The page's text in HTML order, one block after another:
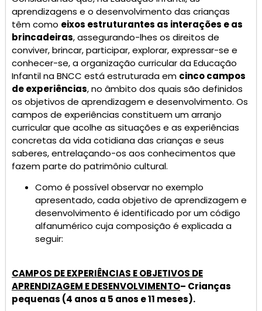
aprendizagens e o desenvolvimento das crianças
têm como eixos estruturantes as interações e as
brincadeiras, assegurando-lhes os direitos de
conviver, brincar, participar, explorar, expressar-se e
conhecer-se, a organização curricular da Educação
Infantil na BNCC está estruturada em cinco campos
de experiências, no âmbito dos quais são definidos
os objetivos de aprendizagem e desenvolvimento. Os
campos de experiências constituem um arranjo
curricular que acolhe as situações e as experiências
concretas da vida cotidiana das crianças e seus
saberes, entrelaçando-os aos conhecimentos que
fazem parte do patrimônio cultural.
Como é possível observar no exemplo
apresentado, cada objetivo de aprendizagem e
desenvolvimento é identificado por um código
alfanumérico cuja composição é explicada a
seguir:
CAMPOS DE EXPERIÊNCIAS E OBJETIVOS DE
APRENDIZAGEM E DESENVOLVIMENTO– Crianças
pequenas (4 anos a 5 anos e 11 meses).